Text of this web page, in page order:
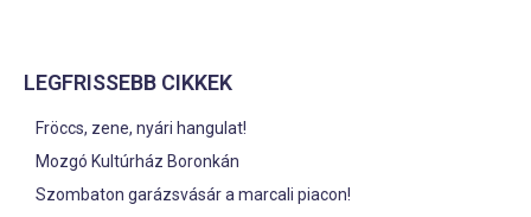
LEGFRISSEBB CIKKEK
Fröccs, zene, nyári hangulat!
Mozgó Kultúrház Boronkán
Szombaton garázsvásár a marcali piacon!